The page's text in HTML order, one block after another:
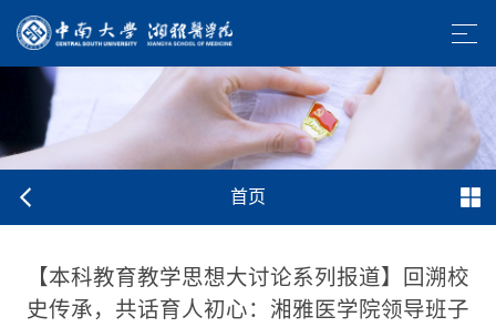
首页
【本科教育教学思想大讨论系列报道】回溯校
史传承，共话育人初心：湘雅医学院领导班子